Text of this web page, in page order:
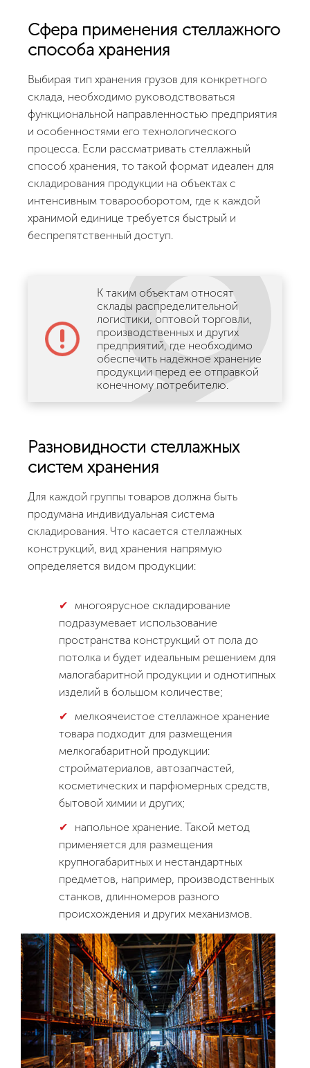
Сфера применения стеллажного
способа хранения
Выбирая тип хранения грузов для конкретного
склада, необходимо руководствоваться
функциональной направленностью предприятия
и особенностями его технологического
процесса. Если рассматривать стеллажный
способ хранения, то такой формат идеален для
складирования продукции на объектах с
интенсивным товарооборотом, где к каждой
хранимой единице требуется быстрый и
беспрепятственный доступ.
К таким объектам относят
склады распределительной
логистики, оптовой торговли,
производственных и других
предприятий, где необходимо
обеспечить надежное хранение
продукции перед ее отправкой
конечному потребителю.
Разновидности стеллажных
систем хранения
Для каждой группы товаров должна быть
продумана индивидуальная система
складирования. Что касается стеллажных
конструкций, вид хранения напрямую
определяется видом продукции:
многоярусное складирование
подразумевает использование
пространства конструкций от пола до
потолка и будет идеальным решением для
малогабаритной продукции и однотипных
изделий в большом количестве;
мелкоячеистое стеллажное хранение
товара подходит для размещения
мелкогабаритной продукции:
стройматериалов, автозапчастей,
косметических и парфюмерных средств,
бытовой химии и других;
напольное хранение. Такой метод
применяется для размещения
крупногабаритных и нестандартных
предметов, например, производственных
станков, длинномеров разного
происхождения и других механизмов.